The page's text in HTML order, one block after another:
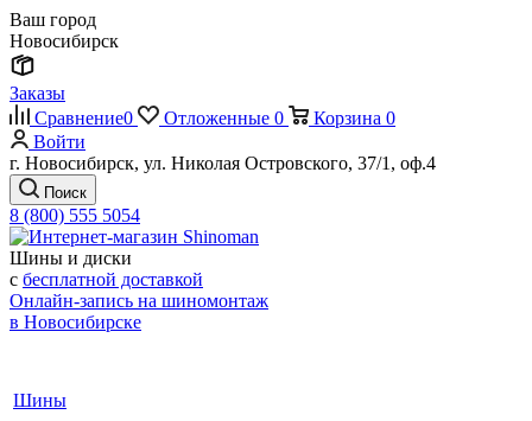
Ваш город
Новосибирск
Заказы
Сравнение0 Отложенные 0 Корзина 0
Войти
г. Новосибирск, ул. Николая Островского, 37/1, оф.4
Поиск
8 (800) 555 5054
Шины и диски
с бесплатной доставкой
Онлайн-запись на шиномонтаж
в Новосибирске
Шины